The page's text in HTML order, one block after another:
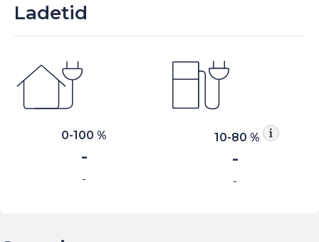
Ladetid
0-100 %
-
-
10-80 %
-
-